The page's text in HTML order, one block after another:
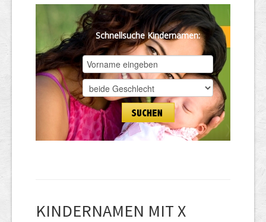
Schnellsuche Kindernamen:
KINDERNAMEN MIT X